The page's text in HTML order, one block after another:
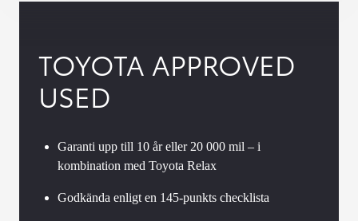
TOYOTA APPROVED
USED
Garanti upp till 10 år eller 20 000 mil – i
kombination med Toyota Relax
Godkända enligt en 145-punkts checklista